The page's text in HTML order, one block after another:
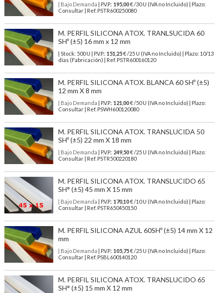
| Bajo Demanda | P.V.P.: 195,00€ /30 U (IVA no Incluido) | Plazo:
Consultar | Ref. PSTR600250080
M. PERFIL SILICONA ATOX. TRANLSUCIDA 60
SHº (±5) 16 mm x 12 mm
| Stock: 500 U | P.V.P.: 151,25€/25 U (IVA no Incluido)
| Plazo: 10/13
días (Fabricación) | Ref. PSTR600160120
M. PERFIL SILICONA ATOX. BLANCA 60 SHº (±5)
12 mm X 8 mm
| Bajo Demanda | P.V.P.: 121,00€ /50 U (IVA no Incluido) | Plazo:
Consultar | Ref. PSWH600120080
M. PERFIL SILICONA ATOX. TRANSLUCIDA 50
SHº (±5) 22 mm X 18 mm
| Bajo Demanda | P.V.P.: 249,50€ /25 U (IVA no Incluido) | Plazo:
Consultar | Ref. PSTR500220180
M. PERFIL SILICONA ATOX. TRANSLUCIDO 65
SH° (±5) 45 mm X 15 mm
| Bajo Demanda | P.V.P.: 170,10€ /10 U (IVA no Incluido) | Plazo:
Consultar | Ref. PSTR650450150
M. PERFIL SILICONA AZUL 60SHº (±5) 14 mm X 12
mm
| Bajo Demanda | P.V.P.: 105,75€ /25 U (IVA no Incluido) | Plazo:
Consultar | Ref. PSBL600140120
M. PERFIL SILICONA ATOX. TRANSLUCIDO 65
SH° (±5) 15 mm X 12 mm